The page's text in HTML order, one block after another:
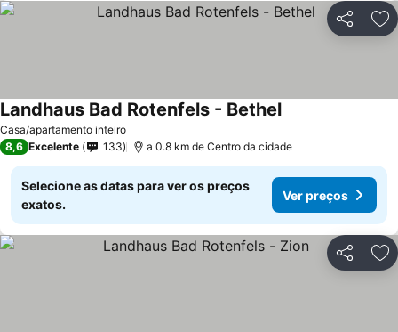
Partilhar
Casa/apartamento inteiro
Landhaus Bad Rotenfels - Bethel
8,6 Excelente 133 a 0.8 km de Centro da cidade
Selecione as datas para ver os preços
exatos.
Ver preços
Partilhar